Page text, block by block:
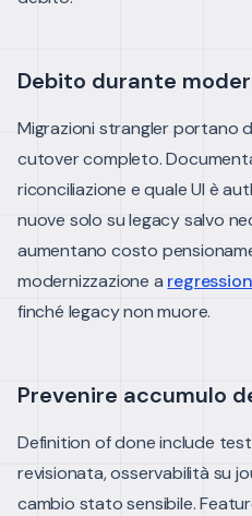
Debito durante
Migrazioni strangler portano
cutover completo.
riconciliazione e quale UI è
nuove solo su legacy salvo
aumentano costo
modernizzazione a
finché legacy non muore.
Prevenire accumulo
Definition of done include
revisionata, osservabilità su
cambio stato sensibile.